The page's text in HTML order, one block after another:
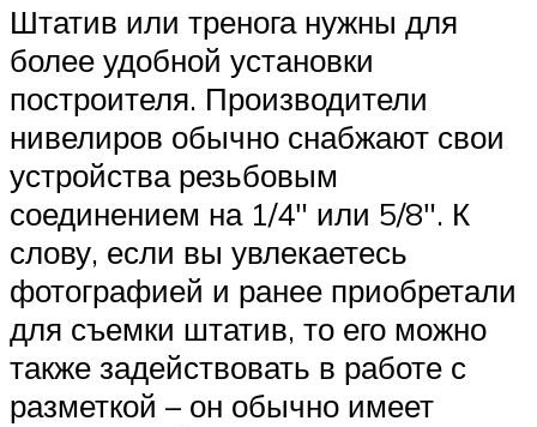
Штатив или тренога нужны для
более удобной установки
построителя. Производители
нивелиров обычно снабжают свои
устройства резьбовым
соединением на 1/4″ или 5/8″. К
слову, если вы увлекаетесь
фотографией и ранее приобретали
для съемки штатив, то его можно
также задействовать в работе с
разметкой – он обычно имеет